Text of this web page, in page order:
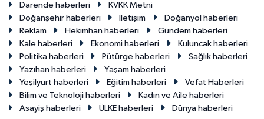
Darende haberleri
KVKK Metni
Doğanşehir haberleri
İletişim
Doğanyol haberleri
Reklam
Hekimhan haberleri
Gündem haberleri
Kale haberleri
Ekonomi haberleri
Kuluncak haberleri
Politika haberleri
Pütürge haberleri
Sağlık haberleri
Yazıhan haberleri
Yaşam haberleri
Yeşilyurt haberleri
Eğitim haberleri
Vefat Haberleri
Bilim ve Teknoloji haberleri
Kadın ve Aile haberleri
Asayiş haberleri
ÜLKE haberleri Dünya haberleri